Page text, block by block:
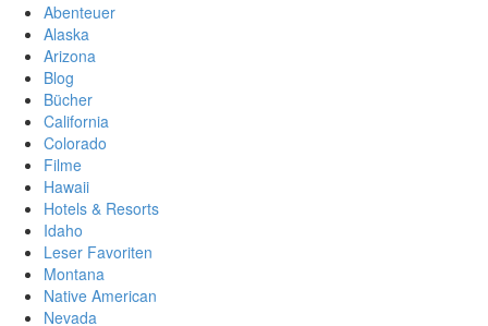
Abenteuer
Alaska
Arizona
Blog
Bücher
California
Colorado
Filme
Hawaii
Hotels & Resorts
Idaho
Leser Favoriten
Montana
Native American
Nevada